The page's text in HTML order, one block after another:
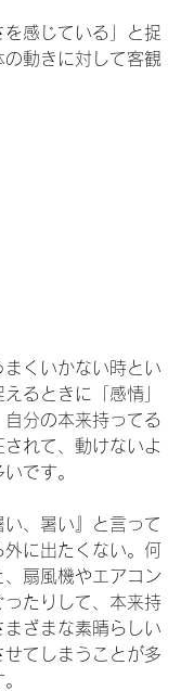
を感じている」と捉
の動きに対して客観
くいかない時とい
るときに「感情」
分の本来持ってる
れて、動けないよ
です。
い、暑い』と言って
に出たくない。何
、扇風機やエアコン
ったりして、本来持
まざまな素晴らしい
てしまうことが多